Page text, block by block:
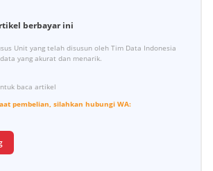
berbayar ini
Unit yang telah disusun oleh Tim Data Indonesia
yang akurat dan menarik.
baca artikel
pembelian, silahkan hubungi WA: